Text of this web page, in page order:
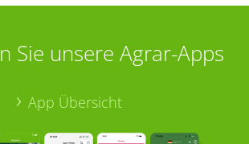
Sie unsere Agrar-Apps
App Übersicht